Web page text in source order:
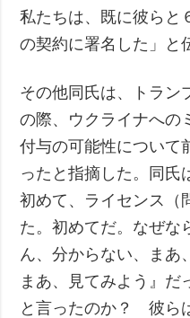
私たちは、既に彼らと
の契約に署名した」と
その他同氏は、トラン
の際、ウクライナへの
付与の可能性について
ったと指摘した。同氏
初めて、ライセンス（
た。初めてだ。なぜな
ん、分からない、まあ
まあ、見てみよう』だ
と言ったのか？ 彼ら